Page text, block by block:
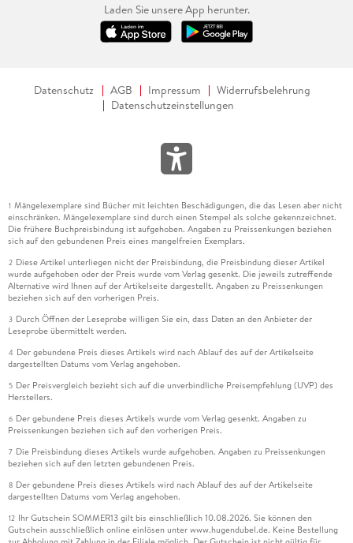
Laden Sie unsere App herunter.
Datenschutz AGB Impressum
Widerrufsbelehrung
Datenschutzeinstellungen
1 Mängelexemplare sind Bücher mit leichten Beschädigungen, die das Lesen aber nicht
einschränken. Mängelexemplare sind durch einen Stempel als solche gekennzeichnet.
Die frühere Buchpreisbindung ist aufgehoben. Angaben zu Preissenkungen beziehen
sich auf den gebundenen Preis eines mangelfreien Exemplars.
2 Diese Artikel unterliegen nicht der Preisbindung, die Preisbindung dieser Artikel
wurde aufgehoben oder der Preis wurde vom Verlag gesenkt. Die jeweils zutreffende
Alternative wird Ihnen auf der Artikelseite dargestellt. Angaben zu Preissenkungen
beziehen sich auf den vorherigen Preis.
3 Durch Öffnen der Leseprobe willigen Sie ein, dass Daten an den Anbieter der
Leseprobe übermittelt werden.
4 Der gebundene Preis dieses Artikels wird nach Ablauf des auf der Artikelseite
dargestellten Datums vom Verlag angehoben.
5 Der Preisvergleich bezieht sich auf die unverbindliche Preisempfehlung (UVP) des
Herstellers.
6 Der gebundene Preis dieses Artikels wurde vom Verlag gesenkt. Angaben zu
Preissenkungen beziehen sich auf den vorherigen Preis.
7 Die Preisbindung dieses Artikels wurde aufgehoben. Angaben zu Preissenkungen
beziehen sich auf den letzten gebundenen Preis.
8 Der gebundene Preis dieses Artikels wird nach Ablauf des auf der Artikelseite
dargestellten Datums vom Verlag angehoben.
12 Ihr Gutschein SOMMER13 gilt bis einschließlich 10.08.2026. Sie können den
Gutschein ausschließlich online einlösen unter www.hugendubel.de. Keine Bestellung